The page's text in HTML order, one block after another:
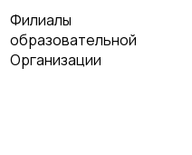
Филиалы
образовательной
Организации